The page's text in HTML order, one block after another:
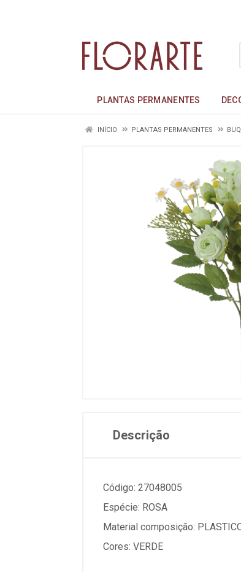
PLANTAS PERMANENTES
INÍCIO PLANTAS PERMANENTES
Descrição
Código: 27048005
Espécie: ROSA
Material composição:
Cores: VERDE